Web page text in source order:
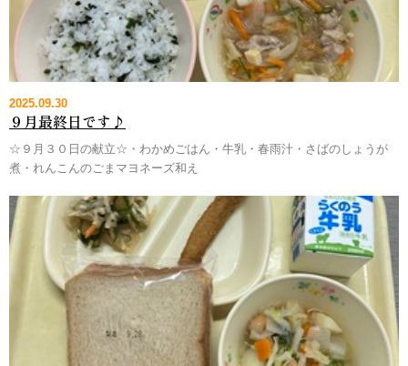
2025.09.30
９月最終日です♪
☆９月３０日の献立☆・わかめごはん・牛乳・春雨汁・さばのしょうが
煮・れんこんのごまマヨネーズ和え